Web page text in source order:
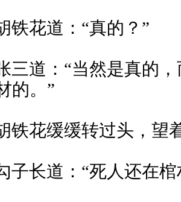
铁花道：“真的？”
三道：“当然是真的
的。”
铁花缓缓转过头，望
子长道：“死人还在棺